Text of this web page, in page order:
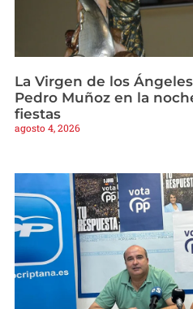
La Virgen de los
Pedro Muñoz en la
fiestas
agosto 4, 2026